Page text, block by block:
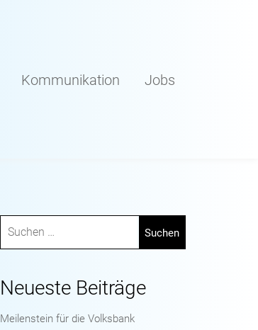
Kommunikation Jobs
Neueste Beiträge
Meilenstein für die Volksbank